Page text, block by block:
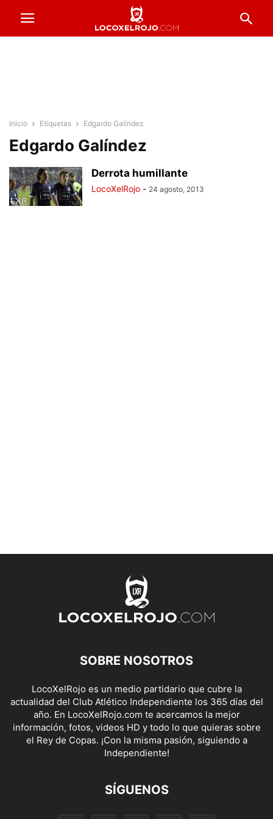
Inicio Etiquetas Edgardo Galíndez
Edgardo Galíndez
Derrota humillante
LocoXelRojo - 24 agosto, 2013
SOBRE NOSOTROS
LocoXelRojo es un medio partidario que cubre la
actualidad del Club Atlético Independiente los 365 días del
año. En LocoXelRojo.com te acercamos la mejor
información, fotos, videos HD y todo lo que quieras sobre
el Rey de Copas. ¡Con la misma pasión, siguiendo a
Independiente!
SÍGUENOS